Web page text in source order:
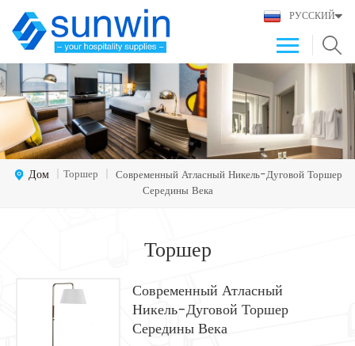
РУССКИЙ
Дом | Торшер | Современный Атласный Никель-Дуговой Торшер
Середины Века
Торшер
Современный Атласный
Никель-Дуговой Торшер
Середины Века